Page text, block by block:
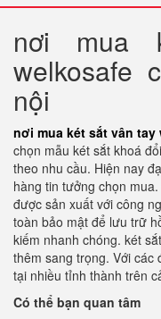
nơi mua
welkosafe
nội
nơi mua két sắt vân
chọn mẫu két sắt khoá
theo nhu cầu. Hiện nay
hàng tin tưởng chọn
được sản xuất với công
toàn bảo mật để lưu trữ
kiếm nhanh chóng. két
thêm sang trọng. Với các
tại nhiều tỉnh thành trên
Có thể bạn quan tâm